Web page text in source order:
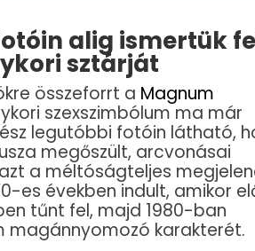
alig ismertük
sztárját
összeforrt a Magnum
szexszimbólum ma már
legutóbbi fotóin látható,
megőszült, arcvonásai
a méltóságteljes
es években indult, amikor
tűnt fel, majd 1980-ban
magánnyomozó karakterét.